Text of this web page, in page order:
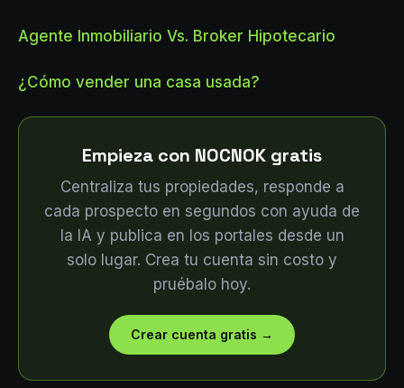
Agente Inmobiliario Vs. Broker Hipotecario
¿Cómo vender una casa usada?
Empieza con NOCNOK gratis
Centraliza tus propiedades, responde a
cada prospecto en segundos con ayuda de
la IA y publica en los portales desde un
solo lugar. Crea tu cuenta sin costo y
pruébalo hoy.
Crear cuenta gratis →